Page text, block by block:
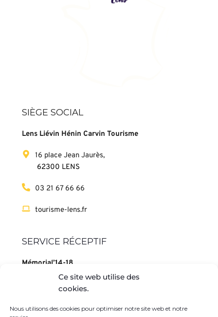
Ce site web utilise des
cookies.
Nous utilisons des cookies pour optimiser notre site web et notre
SIÈGE SOCIAL
Lens Liévin Hénin Carvin Tourisme
16 place Jean Jaurès,
62300 LENS
03 21 67 66 66
tourisme-lens.fr
SERVICE RÉCEPTIF
Mémorial’14-18
102 rue Pasteur,